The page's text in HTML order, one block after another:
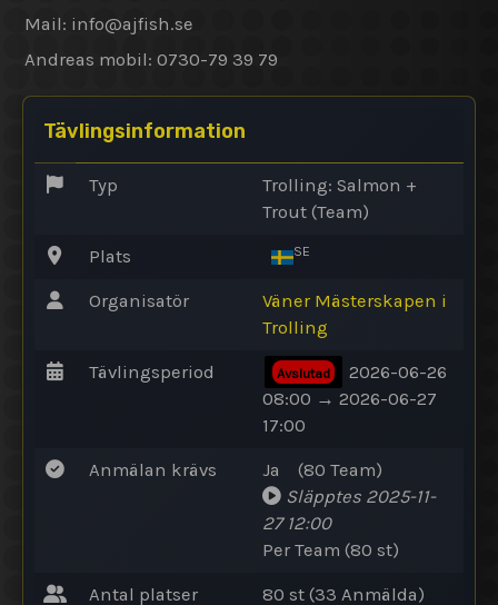
Mail: info@ajfish.se
Andreas mobil: 0730-79 39 79
Tävlingsinformation
Typ
Trolling: Salmon +
Trout (Team)
Plats SE
Organisatör
Väner Mästerskapen i
Trolling
Tävlingsperiod Avslutad
2026-06-26
08:00 → 2026-06-27
17:00
Anmälan krävs Ja (80 Team)
Släpptes 2025-11-
27 12:00
Per Team (80 st)
Antal platser 80 st (33 Anmälda)